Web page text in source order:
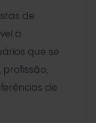
de
a
que se
profissão,
de